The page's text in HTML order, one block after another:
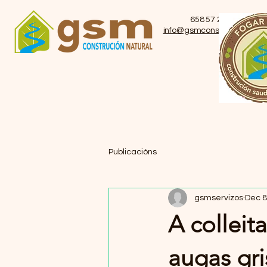
658 57 27 18
info@gsmconstrucion.com
Publicacións
A
augas
gsmservizos Dec